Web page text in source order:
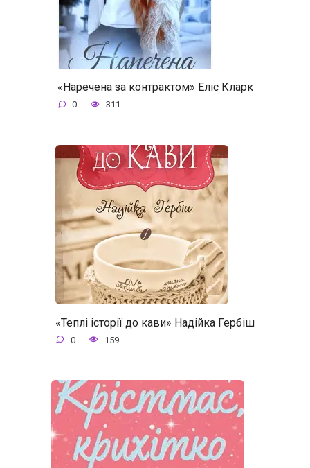
«Наречена за контрактом» Еліс Кларк
0 311
«Теплі історії до кави» Надійка Гербіш
0 159